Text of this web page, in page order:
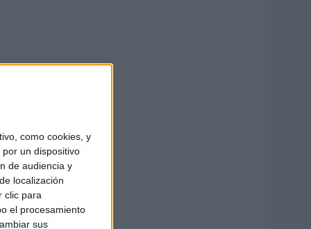
como cookies, y
un dispositivo
de audiencia y
localización
clic para
el procesamiento
sus